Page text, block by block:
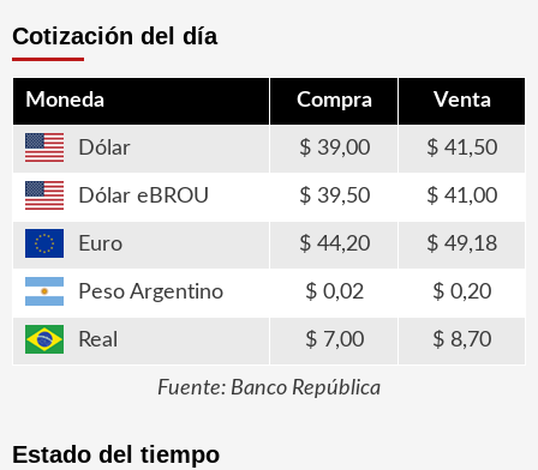
Cotización del día
Moneda Compra Venta
Dólar 39,00 41,50
Dólar eBROU 39,50 41,00
Euro 44,20 49,18
Peso Argentino 0,02 0,20
Real 7,00 8,70
Fuente: Banco República
Estado del tiempo